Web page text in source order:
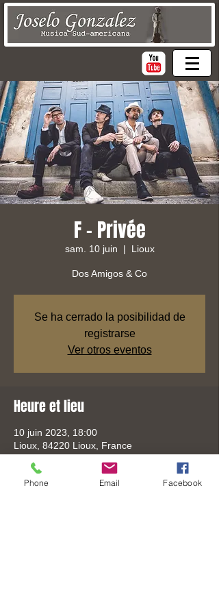
F - Privée
sam. 10 juin
  |
Lioux
Dos Amigos & Co
Se ha cerrado la posibilidad de
registrarse
Ver otros eventos
Heure et lieu
10 juin 2023, 18:00
Lioux, 84220 Lioux, France
Phone Email Facebook